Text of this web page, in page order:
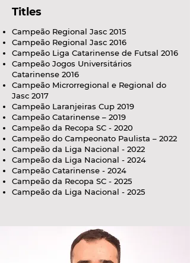
Titles
Campeão Regional Jasc 2015
Campeão Regional Jasc 2016
Campeão Liga Catarinense de Futsal 2016
Campeão Jogos Universitários
Catarinense 2016
Campeão Microrregional e Regional do
Jasc 2017
Campeão Laranjeiras Cup 2019
Campeão Catarinense – 2019
Campeão da Recopa SC - 2020
Campeão do Campeonato Paulista – 2022
Campeão da Liga Nacional - 2022
Campeão da Liga Nacional - 2024
Campeão Catarinense - 2024
Campeão da Recopa SC - 2025
Campeão da Liga Nacional - 2025